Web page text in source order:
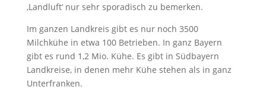
‚Landluft‘ nur sehr sporadisch zu bemerken.
Im ganzen Landkreis gibt es nur noch 3500
Milchkühe in etwa 100 Betrieben. In ganz Bayern
gibt es rund 1,2 Mio. Kühe. Es gibt in Südbayern
Landkreise, in denen mehr Kühe stehen als in ganz
Unterfranken.